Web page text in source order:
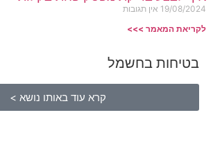
19/08/2024 אין תגובות
לקריאת המאמר >>>
בטיחות בחשמל
קרא עוד באותו נושא >